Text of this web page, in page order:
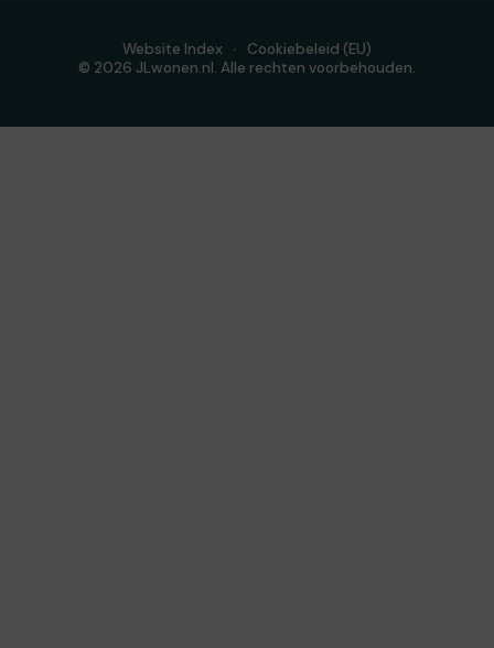
© 2026 JLwonen.nl. Alle rechten voorbehouden.
Website Index Cookiebeleid (EU)